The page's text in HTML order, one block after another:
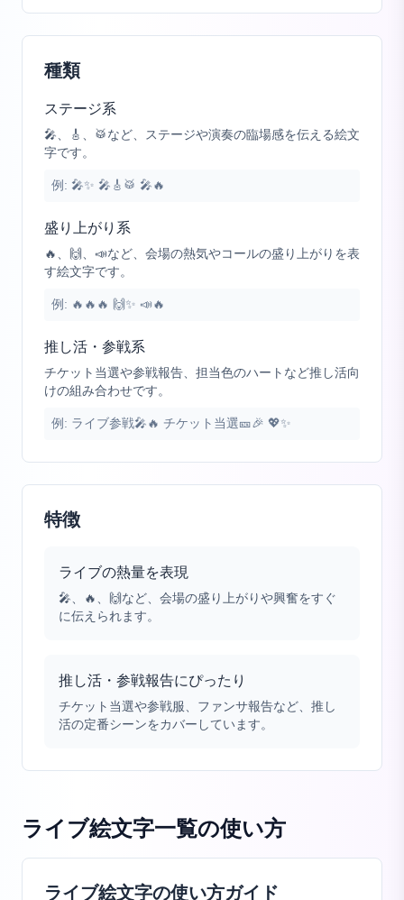
種類
ステージ系
🎤、🎸、🥁など、ステージや演奏の臨場感を伝える絵文
字です。
例: 🎤✨ 🎤🎸🥁 🎤🔥
盛り上がり系
🔥、🙌、📣など、会場の熱気やコールの盛り上がりを表
す絵文字です。
例: 🔥🔥🔥 🙌✨ 📣🔥
推し活・参戦系
チケット当選や参戦報告、担当色のハートなど推し活向
けの組み合わせです。
例: ライブ参戦🎤🔥 チケット当選🎫🎉 💖✨
特徴
ライブの熱量を表現
🎤、🔥、🙌など、会場の盛り上がりや興奮をすぐ
に伝えられます。
推し活・参戦報告にぴったり
チケット当選や参戦服、ファンサ報告など、推し
活の定番シーンをカバーしています。
ライブ絵文字一覧の使い方
ライブ絵文字の使い方ガイド